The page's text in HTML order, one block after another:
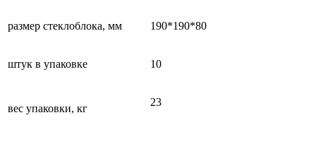
размер стеклоблока, мм 190*190*80
штук в упаковке 10
вес упаковки, кг
23